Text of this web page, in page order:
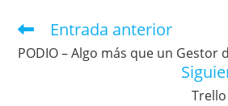
Entrada anterior
PODIO – Algo más que un Gestor